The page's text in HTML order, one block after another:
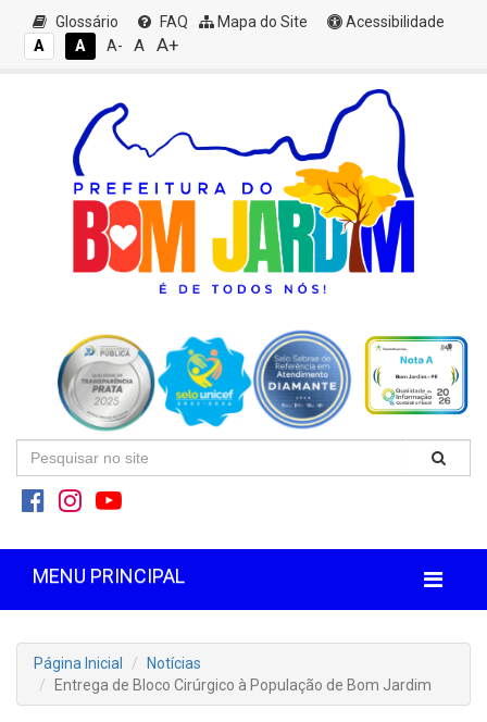
Glossário FAQ Mapa do Site
Acessibilidade
A
A A- A A+
MENU PRINCIPAL
Página Inicial
Notícias
Entrega de Bloco Cirúrgico à População de Bom Jardim